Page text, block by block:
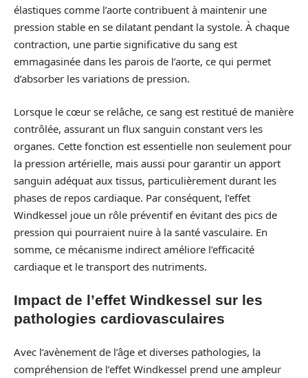
élastiques comme l’aorte contribuent à maintenir une
pression stable en se dilatant pendant la systole. À chaque
contraction, une partie significative du sang est
emmagasinée dans les parois de l’aorte, ce qui permet
d’absorber les variations de pression.
Lorsque le cœur se relâche, ce sang est restitué de manière
contrôlée, assurant un flux sanguin constant vers les
organes. Cette fonction est essentielle non seulement pour
la pression artérielle, mais aussi pour garantir un apport
sanguin adéquat aux tissus, particulièrement durant les
phases de repos cardiaque. Par conséquent, l’effet
Windkessel joue un rôle préventif en évitant des pics de
pression qui pourraient nuire à la santé vasculaire. En
somme, ce mécanisme indirect améliore l’efficacité
cardiaque et le transport des nutriments.
Impact de l’effet Windkessel sur les
pathologies cardiovasculaires
Avec l’avènement de l’âge et diverses pathologies, la
compréhension de l’effet Windkessel prend une ampleur